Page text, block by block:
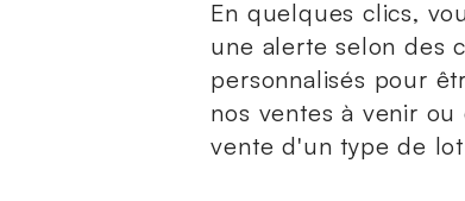
En quelques clics,
une alerte selon des
personnalisés pour
nos ventes à venir ou
vente d'un type de